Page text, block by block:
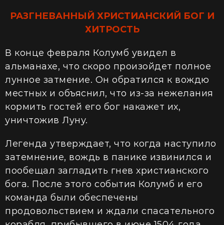
РАЗГНЕВАННЫЙ ХРИСТИАНСКИЙ БОГ И
ХИТРОСТЬ
В конце февраля Колумб увидел в
альманахе, что скоро произойдет полное
лунное затмение. Он обратился к вождю
местных и объяснил, что из-за нежелания
кормить гостей его бог накажет их,
уничтожив Луну.
Легенда утверждает, что когда наступило
затемнение, вождь в панике извинился и
пообещал загладить гнев христианского
бога. После этого события Колумб и его
команда были обеспечены
продовольствием и ждали спасательного